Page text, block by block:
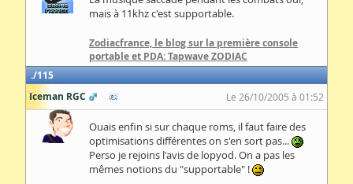
mais à 11khz c'est supportable.
Zodiacfrance, le blog sur la première console
portable et PDA: Tapwave ZODIAC
115
Iceman RGC
Le 26/10/2005 à 01:52
Ouais enfin si sur chaque roms, il faut faire des
optimisations différentes on s'en sort pas...
Perso je rejoins l'avis de lopyod. On a pas les
mêmes notions du "supportable" !